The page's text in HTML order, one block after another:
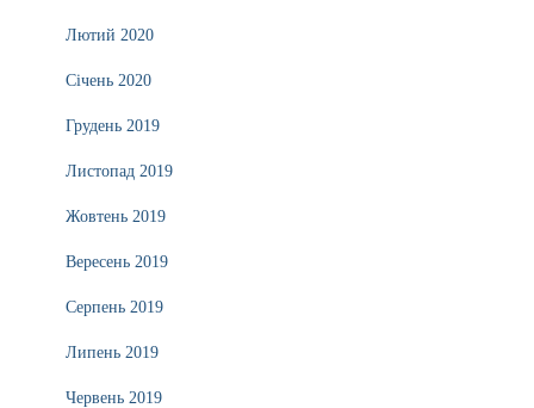
Лютий 2020
Січень 2020
Грудень 2019
Листопад 2019
Жовтень 2019
Вересень 2019
Серпень 2019
Липень 2019
Червень 2019